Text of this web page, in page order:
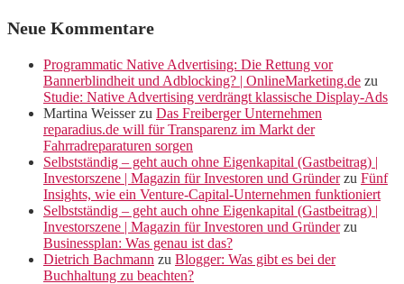
Neue Kommentare
Programmatic Native Advertising: Die Rettung vor
Bannerblindheit und Adblocking? | OnlineMarketing.de zu
Studie: Native Advertising verdrängt klassische Display-Ads
Martina Weisserzu Das Freiberger Unternehmen
reparadius.de will für Transparenz im Markt der
Fahrradreparaturen sorgen
Selbstständig – geht auch ohne Eigenkapital (Gastbeitrag) |
Investorszene | Magazin für Investoren und Gründerzu Fünf
Insights, wie ein Venture-Capital-Unternehmen funktioniert
Selbstständig – geht auch ohne Eigenkapital (Gastbeitrag) |
Investorszene | Magazin für Investoren und Gründerzu
Businessplan: Was genau ist das?
Dietrich Bachmann zu Blogger: Was gibt es bei der
Buchhaltung zu beachten?